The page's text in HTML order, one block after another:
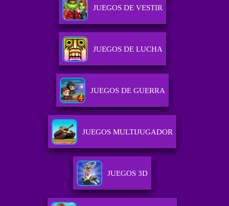
JUEGOS DE VESTIR
JUEGOS DE LUCHA
JUEGOS DE GUERRA
JUEGOS MULTIJUGADOR
JUEGOS 3D